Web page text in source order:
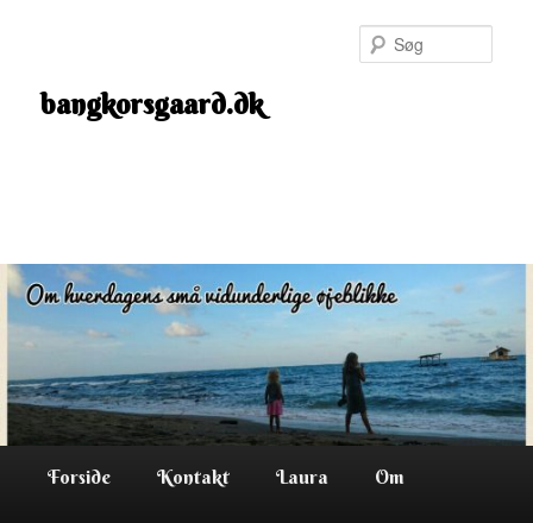
indholdbangkorsgaard.dk
Forside Kontakt Laura Om